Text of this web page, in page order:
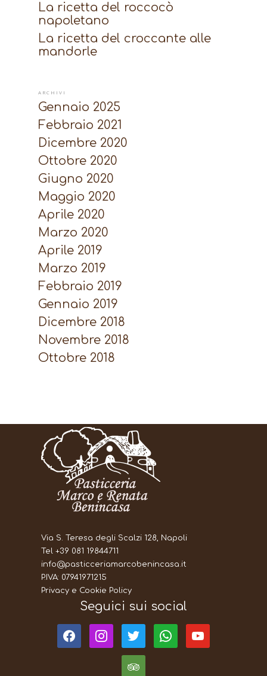
La ricetta del roccocò
napoletano
La ricetta del croccante alle
mandorle
ARCHIVI
Gennaio 2025
Febbraio 2021
Dicembre 2020
Ottobre 2020
Giugno 2020
Maggio 2020
Aprile 2020
Marzo 2020
Aprile 2019
Marzo 2019
Febbraio 2019
Gennaio 2019
Dicembre 2018
Novembre 2018
Ottobre 2018
Via S. Teresa degli Scalzi 128, Napoli
Tel +39 081 19844711
info@pasticceriamarcobenincasa.it
P.IVA: 07941971215
Privacy e Cookie Policy
Seguici sui social
facebookinstagram
twitterwhatsapp
youtube
tripadvisor